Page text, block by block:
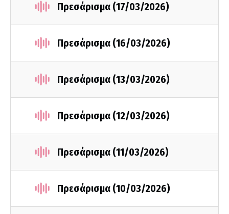
Πρεσάρισμα (17/03/2026)
Πρεσάρισμα (16/03/2026)
Πρεσάρισμα (13/03/2026)
Πρεσάρισμα (12/03/2026)
Πρεσάρισμα (11/03/2026)
Πρεσάρισμα (10/03/2026)